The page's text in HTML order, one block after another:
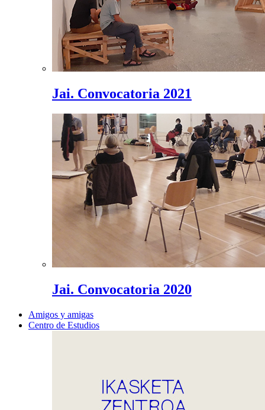
Jai. Convocatoria 2021
Jai. Convocatoria 2020
Amigos y amigas
Centro de Estudios